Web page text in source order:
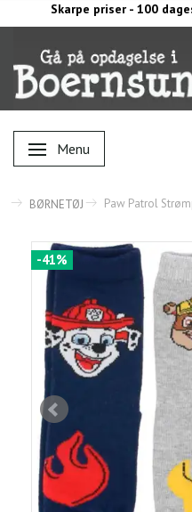
Skarpe priser - 100
Skifte navigation
Menu
BØRNETØJ Paw Patrol
-41%